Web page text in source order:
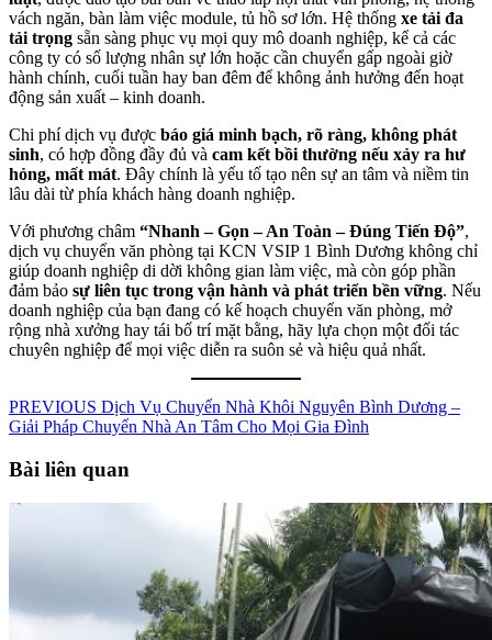
vách ngăn, bàn làm việc module, tủ hồ sơ lớn. Hệ thống xe tải đa
tải trọng sẵn sàng phục vụ mọi quy mô doanh nghiệp, kể cả các
công ty có số lượng nhân sự lớn hoặc cần chuyển gấp ngoài giờ
hành chính, cuối tuần hay ban đêm để không ảnh hưởng đến hoạt
động sản xuất – kinh doanh.
Chi phí dịch vụ được báo giá minh bạch, rõ ràng, không phát
sinh, có hợp đồng đầy đủ và cam kết bồi thường nếu xảy ra hư
hỏng, mất mát. Đây chính là yếu tố tạo nên sự an tâm và niềm tin
lâu dài từ phía khách hàng doanh nghiệp.
Với phương châm “Nhanh – Gọn – An Toàn – Đúng Tiến Độ”,
dịch vụ chuyển văn phòng tại KCN VSIP 1 Bình Dương không chỉ
giúp doanh nghiệp di dời không gian làm việc, mà còn góp phần
đảm bảo sự liên tục trong vận hành và phát triển bền vững. Nếu
doanh nghiệp của bạn đang có kế hoạch chuyển văn phòng, mở
rộng nhà xưởng hay tái bố trí mặt bằng, hãy lựa chọn một đối tác
chuyên nghiệp để mọi việc diễn ra suôn sẻ và hiệu quả nhất.
Điều
hướng
bài
viết
PREVIOUS Previous
post:
Dịch Vụ Chuyển Nhà Khôi Nguyên Bình Dương –
Giải Pháp Chuyển Nhà An Tâm Cho Mọi Gia Đình
Bài liên quan